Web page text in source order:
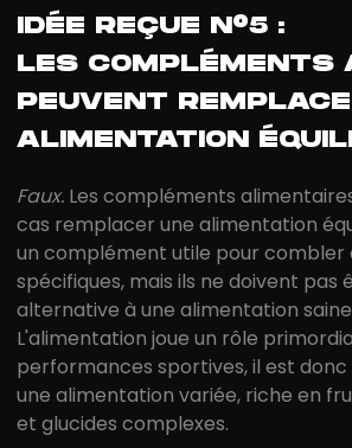
IDÉE REÇUE N°5 :
LES COMPLÉMENTS
PEUVENT
ALIMENTATION
Faux. Les compléments
cas remplacer une alimentation
un complément utile pour combler
spécifiques, mais ils ne doivent pas
alternative à une alimentation
L'alimentation joue un rôle
performances sportives, il est
une alimentation variée, riche en
et glucides complexes.